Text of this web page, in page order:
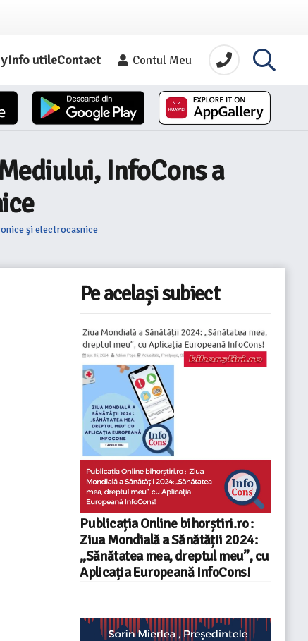
Info utileContact Contul Meu
InfoCons a
şi electrocasnice
Pe același subiect
Publicația Online bihorștiri.ro :
Ziua Mondială a Sănătății 2024:
„Sănătatea mea, dreptul meu”, cu
Aplicația Europeană InfoCons!